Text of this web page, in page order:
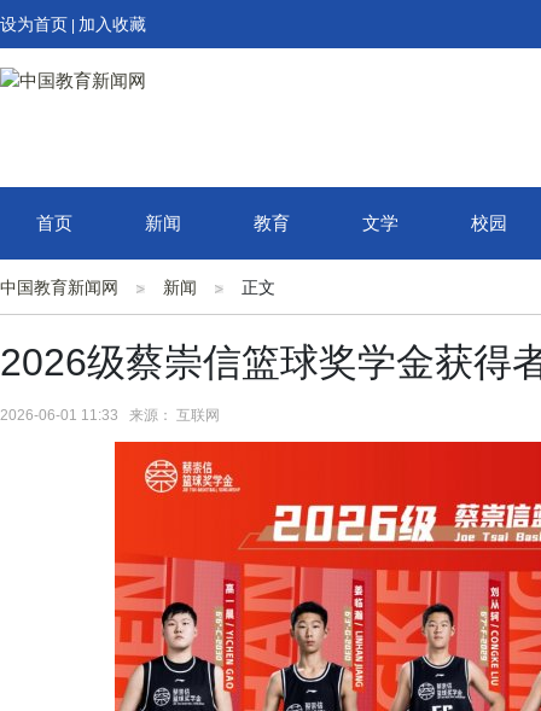
设为首页 加入收藏
首页 新闻 教育 文学 校园
中国教育新闻网 新闻 正文
2026级蔡崇信篮球奖学金获得
2026-06-01 11:33 来源： 互联网